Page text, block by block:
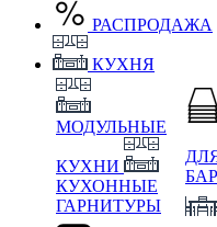
РАСПРОДАЖА
КУХНЯ
МОДУЛЬНЫЕ
КУХНИ
КУХОННЫЕ
ГАРНИТУРЫ